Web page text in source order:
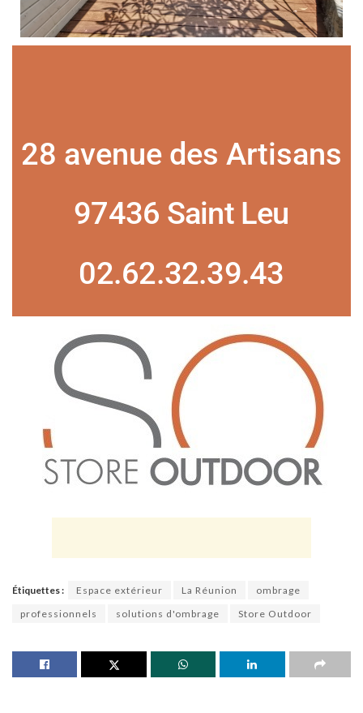
28 avenue des Artisans
97436 Saint Leu
02.62.32.39.43
Étiquettes : Espace extérieur La Réunion
ombrage
professionnels
solutions d'ombrage Store Outdoor